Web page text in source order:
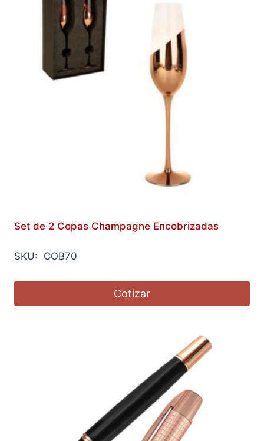
Set de 2 Copas Champagne Encobrizadas
SKU: COB70
Cotizar